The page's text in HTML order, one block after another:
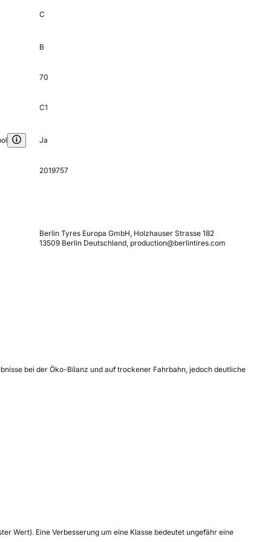
C
B
70
C1
Ja
2019757
Berlin Tyres Europa GmbH, Holzhauser Strasse 182
13509 Berlin Deutschland, production@berlintires.com
bei der Öko-Bilanz und auf trockener Fahrbahn, jedoch deutliche
Wert). Eine Verbesserung um eine Klasse bedeutet ungefähr eine